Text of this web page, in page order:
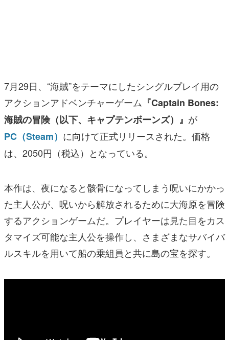
電ファミニコゲーマーとは？
運営：株式会社マレ
7月29日、“海賊”をテーマにしたシングルプレイ用の
アクションアドベンチャーゲーム 『Captain Bones:
海賊の冒険（以下、キャプテンボーンズ）』 が
PC（Steam） に向けて正式リリースされた。価格
は、2050円（税込）となっている。
本作は、夜になると骸骨になってしまう呪いにかかっ
た主人公が、呪いから解放されるために大海原を冒険
するアクションゲームだ。プレイヤーは見た目をカス
タマイズ可能な主人公を操作し、さまざまなサバイバ
ルスキルを用いて船の乗組員と共に島の宝を探す。